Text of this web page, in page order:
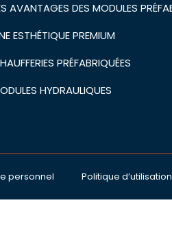
AVANTAGES DES MODULES
ESTHÉTIQUE PREMIUM
PRÉFABRIQUÉES
HYDRAULIQUES
personnel Politique